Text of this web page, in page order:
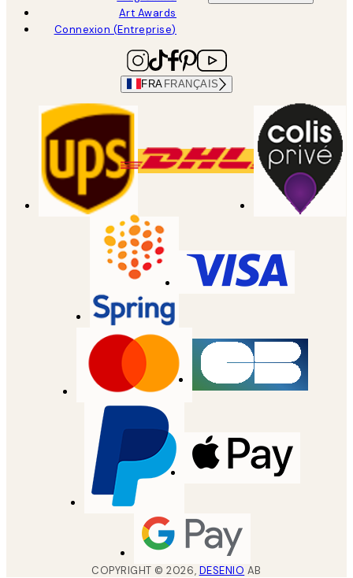
Art Awards
Connexion (Entreprise)
FRA FRANÇAIS
COPYRIGHT ©2026, DESENIO AB